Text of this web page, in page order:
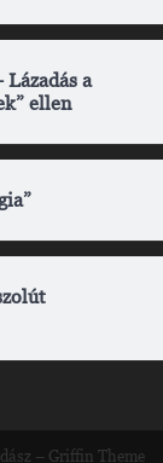
a
ellen
– Griffin Theme